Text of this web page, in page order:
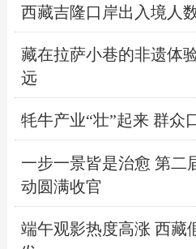
西藏吉隆口岸出入境人
藏在拉萨小巷的非遗体
远
牦牛产业“壮”起来 群众
一步一景皆是治愈 第二
动圆满收官
端午观影热度高涨 西藏